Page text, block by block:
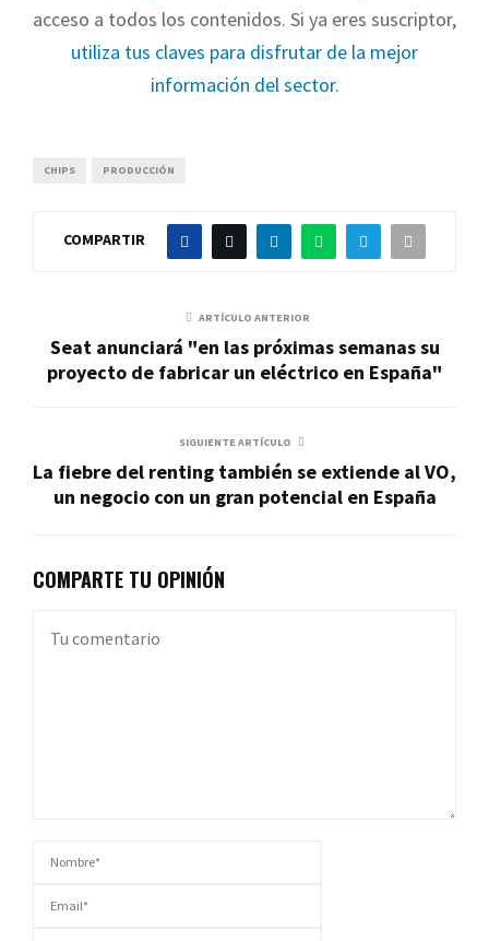
acceso a todos los contenidos. Si ya eres suscriptor,
utiliza tus claves para disfrutar de la mejor
información del sector.
CHIPS PRODUCCIÓN
COMPARTIR
ARTÍCULO ANTERIOR
Seat anunciará "en las próximas semanas su
proyecto de fabricar un eléctrico en España"
SIGUIENTE ARTÍCULO
La fiebre del renting también se extiende al VO,
un negocio con un gran potencial en España
COMPARTE TU OPINIÓN